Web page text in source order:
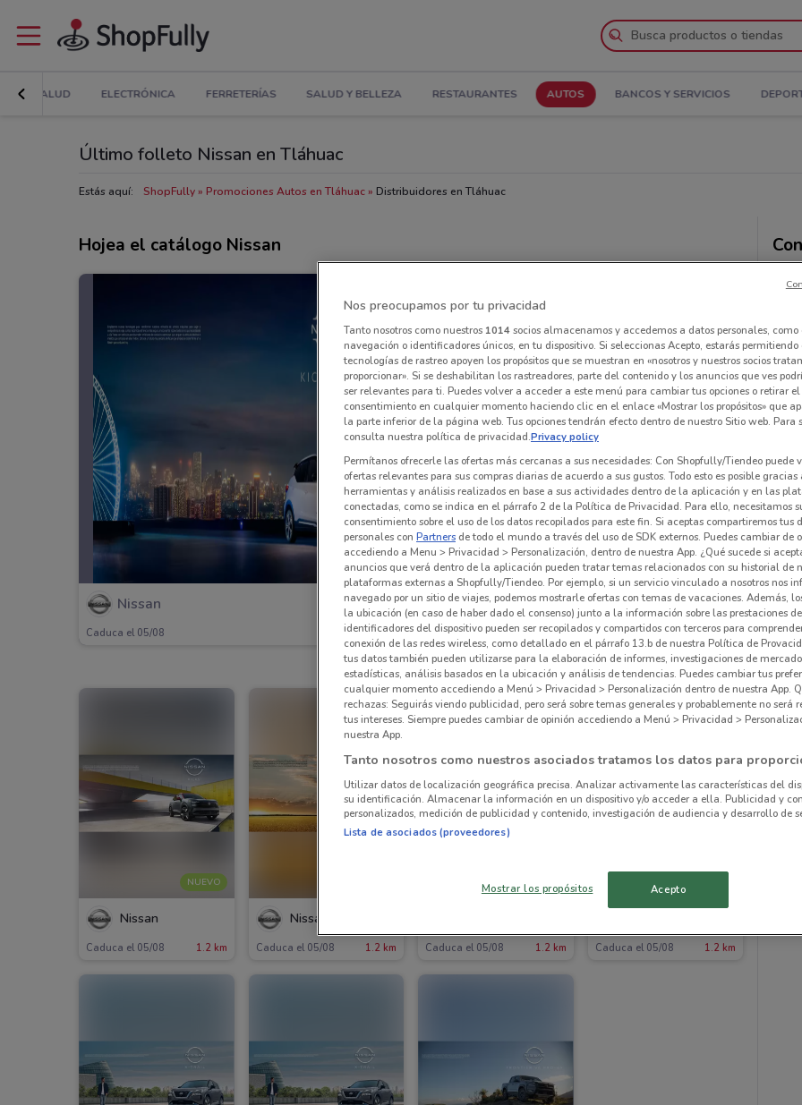
Y SALUD ELECTRÓNICA FERRETERÍAS SALUD Y BELLEZA RESTAURANTES AUTOS BANCOS Y SERVICIOS
Último folleto Nissan en Tláhuac
Estás aquí: ShopFully Promociones Autos en Tláhuac Distribuidores en Tláhuac
Hojea el catálogo Nissan
Nissan
Caduca el 05/08 1.2 km
NUEVO
Nissan
Caduca el 05/08 1.2 km
Nissan
Caduca el 05/08 1.2 km Caduca el 05/08 1.2 km Caduca el 05/08 1.2 km
Nos preocupamos por tu privacidad
Tanto nosotros como nuestros 1014socios almacenamos y accedemos a datos personales, como
navegación o identificadores únicos, en tu dispositivo. Si seleccionas Acepto, estarás
tecnologías de rastreo apoyen los propósitos que se muestran en «nosotros y nuestros socios
proporcionar». Si se deshabilitan los rastreadores, parte del contenido y los anuncios que ves
ser relevantes para ti. Puedes volver a acceder a este menú para cambiar tus opciones o retirar el
consentimiento en cualquier momento haciendo clic en el enlace «Mostrar los propósitos» que
la parte inferior de la página web. Tus opciones tendrán efecto dentro de nuestro Sitio web. Para
consulta nuestra política de privacidad.Privacy policy
Permítanos ofrecerle las ofertas más cercanas a sus necesidades: Con Shopfully/Tiendeo puede
ofertas relevantes para sus compras diarias de acuerdo a sus gustos. Todo esto es posible gracias
herramientas y análisis realizados en base a sus actividades dentro de la aplicación y en las
conectadas, como se indica en el párrafo 2 de la Política de Privacidad. Para ello, necesitamos
consentimiento sobre el uso de los datos recopilados para este fin. Si aceptas compartiremos tus
personales con Partners de todo el mundo a través del uso de SDK externos. Puedes cambiar de
accediendo a Menu > Privacidad > Personalización, dentro de nuestra App. ¿Qué sucede si
anuncios que verá dentro de la aplicación pueden tratar temas relacionados con su historial de
plataformas externas a Shopfully/Tiendeo. Por ejemplo, si un servicio vinculado a nosotros nos
navegado por un sitio de viajes, podemos mostrarle ofertas con temas de vacaciones. Además,
la ubicación (en caso de haber dado el consenso) junto a la información sobre las prestaciones
identificadores del dispositivo pueden ser recopilados y compartidos con terceros para
conexión de las redes wireless, como detallado en el párrafo 13.b de nuestra Política de
tus datos también pueden utilizarse para la elaboración de informes, investigaciones de
estadísticas, análisis basados en la ubicación y análisis de tendencias. Puedes cambiar tus
cualquier momento accediendo a Menú > Privacidad > Personalización dentro de nuestra App.
rechazas: Seguirás viendo publicidad, pero será sobre temas generales y probablemente no será
tus intereses. Siempre puedes cambiar de opinión accediendo a Menú > Privacidad >
nuestra App.
Tanto nosotros como nuestros asociados tratamos los datos para
Utilizar datos de localización geográfica precisa. Analizar activamente las características del
su identificación. Almacenar la información en un dispositivo y/o acceder a ella. Publicidad y
personalizados, medición de publicidad y contenido, investigación de audiencia y desarrollo de
Lista de asociados (proveedores)
Mostrar los propósitos Acepto